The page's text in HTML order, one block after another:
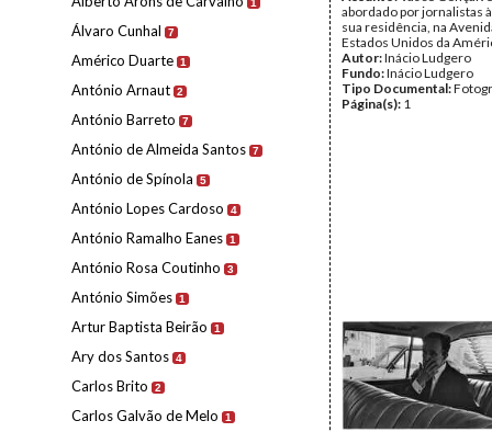
1
Álvaro Cunhal 7
Américo Duarte 1
António Arnaut 2
António Barreto 7
António de Almeida Santos 7
António de Spínola 5
António Lopes Cardoso 4
António Ramalho Eanes 1
António Rosa Coutinho 3
António Simões 1
Artur Baptista Beirão 1
Ary dos Santos 4
Carlos Brito 2
Carlos Galvão de Melo 1
abordado por jornalistas
sua residência, na
Estados Unidos da
Autor:Inácio Ludgero
Fundo:Inácio Ludgero
Tipo Documental:
Página(s): 1